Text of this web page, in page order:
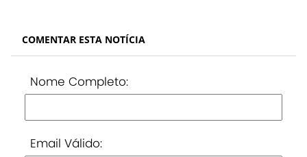
COMENTAR ESTA NOTÍCIA
Nome Completo:
Email Válido: